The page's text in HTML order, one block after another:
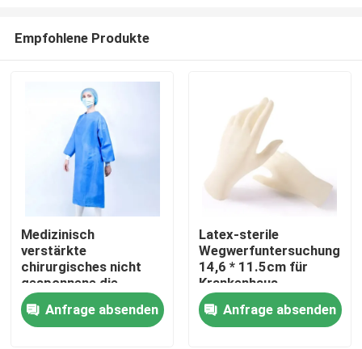
Haus
Produkte
Empfohlene Produkte
Medizinisch
verstärkte
chirurgisches nicht
gesponnene die
Isolierungs-
Wegwerfkleidersterile
Kleidung
Anfrage absenden
Latex-sterile
14,6 * 11.5cm für
Krankenhaus
Anfrage absenden